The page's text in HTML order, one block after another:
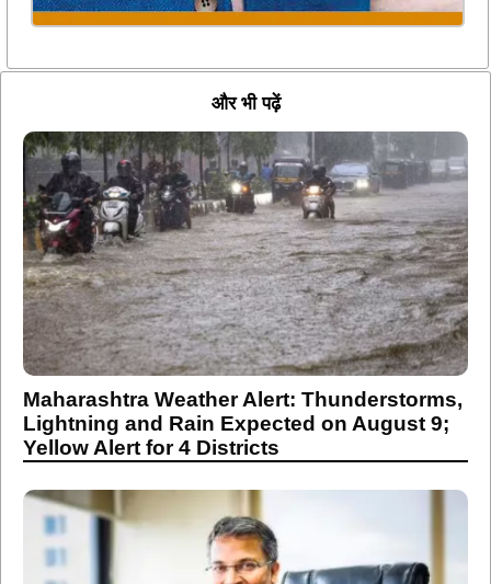
और भी पढ़ें
Maharashtra Weather Alert: Thunderstorms,
Lightning and Rain Expected on August 9;
Yellow Alert for 4 Districts